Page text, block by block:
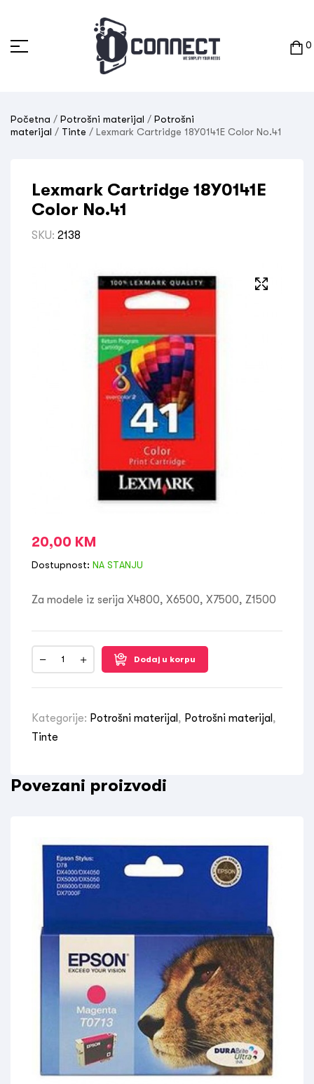
0
Početna / Potrošni materijal / Potrošni
materijal / Tinte / Lexmark Cartridge 18Y0141E Color No.41
Lexmark Cartridge 18Y0141E
Color No.41
SKU: 2138
20,00 KM
Dostupnost: NA STANJU
Za modele iz serija X4800, X6500, X7500, Z1500
Dodaj u korpu
Kategorije: Potrošni materijal , Potrošni materijal ,
Tinte
Povezani proizvodi